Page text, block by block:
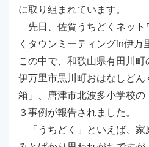
に取り組まれています。
先日、佐賀うちどくネット
くタウンミーティングin伊万
この中で、和歌山県有田川町
伊万里市黒川町おはなしど
箱」、唐津市北波多小学校
３事例が報告されました。
「うちどく」といえば、家